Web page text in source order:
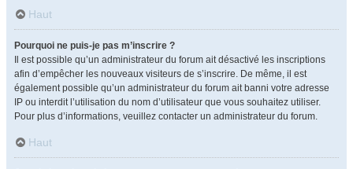
Haut
Pourquoi ne puis-je pas m’inscrire ?
Il est possible qu’un administrateur du forum ait désactivé les inscriptions
afin d’empêcher les nouveaux visiteurs de s’inscrire. De même, il est
également possible qu’un administrateur du forum ait banni votre adresse
IP ou interdit l’utilisation du nom d’utilisateur que vous souhaitez utiliser.
Pour plus d’informations, veuillez contacter un administrateur du forum.
Haut